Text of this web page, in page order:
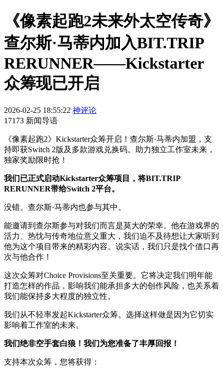
《像素起跑2未来外太空传奇》
查尔斯·马蒂内加入BIT.TRIP
RERUNNER——Kickstarter
众筹现已开启
2026-02-25 18:55:22 神评论
17173 新闻导语
《像素起跑2》Kickstarter众筹开启！查尔斯·马蒂内加盟，支
持即获Switch 2版及多款游戏兑换码。助力独立工作室未来，
独家奖励限时抢！
我们已正式启动Kickstarter众筹项目，将BIT.TRIP
RERUNNER带给Switch 2平台。
没错。查尔斯·马蒂内也参与其中。
能邀请到查尔斯参与对我们而言是莫大的荣幸。他在游戏界的
活力、热忱与传奇地位意义重大，我们迫不及待想让大家听到
他为这个项目带来的精彩内容。说实话，我们只是找个借口再
次与他合作！
这次众筹对Choice Provisions至关重要。它将决定我们明年能
打造怎样的作品，影响我们能承担多大的创作风险，也关系着
我们能保持多大程度的独立性。
我们从不轻率发起Kickstarter众筹。选择这样做是因为它切实
影响着工作室的未来。
我们绝非空手套白狼！我们为您准备了丰厚回报！
支持本次众筹，您将获得：